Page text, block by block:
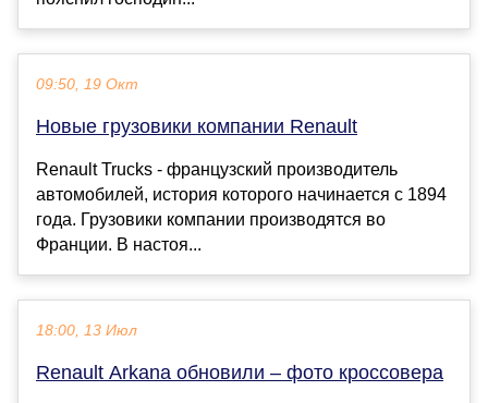
09:50, 19 Окт
Новые грузовики компании Renault
Renault Trucks - французский производитель
автомобилей, история которого начинается с 1894
года. Грузовики компании производятся во
Франции. В настоя...
18:00, 13 Июл
Renault Arkana обновили – фото кроссовера